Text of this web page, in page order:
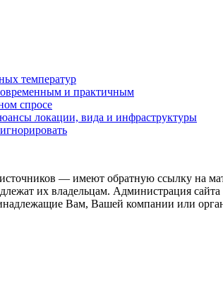
температур
и практичным
спросе
локации, вида и инфраструктуры
— имеют обратную ссылку на
их владельцам. Администрация
Вам, Вашей компании или